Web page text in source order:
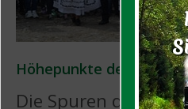
Höhepunkte der Reise:
Die Spuren der